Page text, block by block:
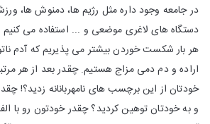
در جامعه وجود داره مثل رژیم ها، دمنوش ها،
دستگاه های لاغری موضعی و ... استفاده می
هر بار شکست خوردن بیشتر می پذیریم که آدم
اراده و دم دمی مزاج هستیم. چقدر بعد از هر
خودتان از این برچسب های نامهربانانه زدید؟!
و به خودتان توهین کردید؟ چقدر خودتون رو با